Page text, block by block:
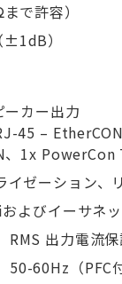
で許容）
）
カー出力
45 –
1x PowerCon
イゼーション
よびイーサネ
出力電流
60Hz（PFC付